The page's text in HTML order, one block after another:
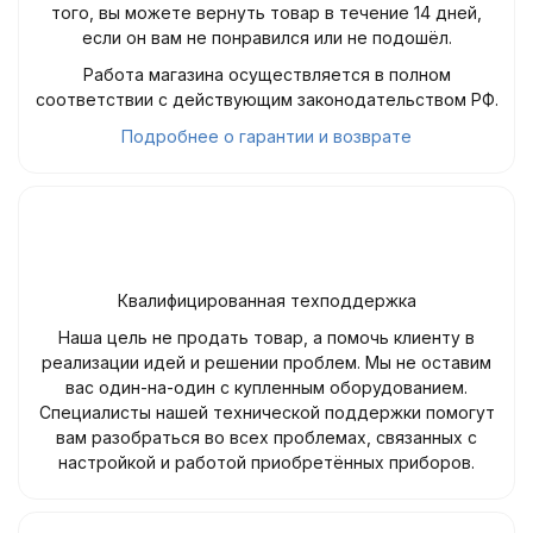
того, вы можете вернуть товар в течение 14 дней,
если он вам не понравился или не подошёл.
Работа магазина осуществляется в полном
соответствии с действующим законодательством РФ.
Подробнее о гарантии и возврате
Квалифицированная техподдержка
Наша цель не продать товар, а помочь клиенту в
реализации идей и решении проблем. Мы не оставим
вас один-на-один с купленным оборудованием.
Специалисты нашей технической поддержки помогут
вам разобраться во всех проблемах, связанных с
настройкой и работой приобретённых приборов.